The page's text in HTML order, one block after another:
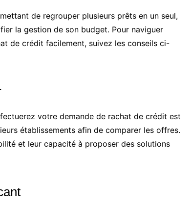
de regrouper plusieurs prêts en un seul,
la gestion de son budget. Pour naviguer
de crédit facilement, suivez les conseils ci-
votre demande de rachat de crédit est
établissements afin de comparer les offres.
et leur capacité à proposer des solutions